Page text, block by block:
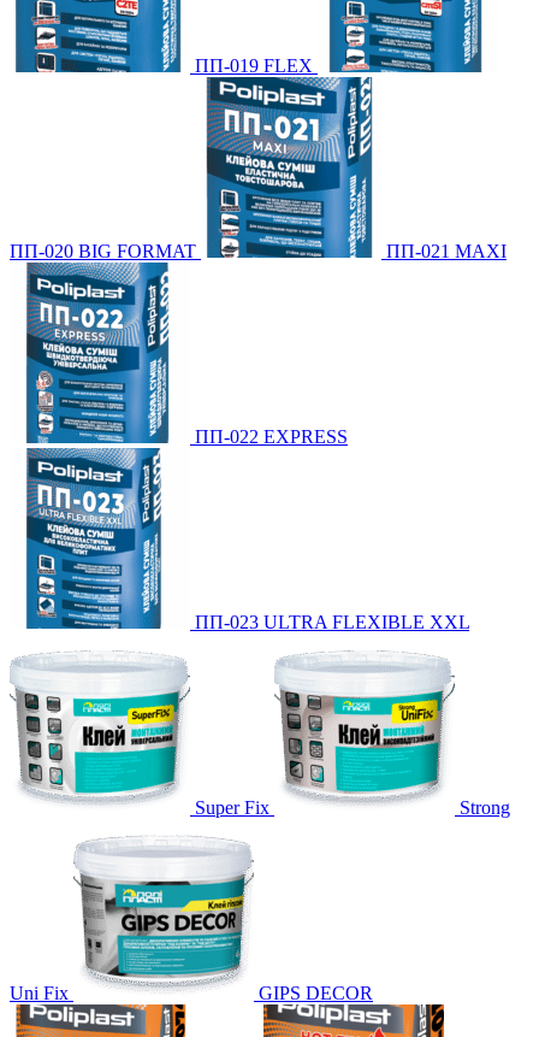
ПП-019 FLEX
ПП-020 BIG FORMAT ПП-021 МАXI
ПП-022 EXPRESS
ПП-023 ULTRA FLEXIBLE XXL
Super Fix Strong
Uni Fix GIPS DECOR